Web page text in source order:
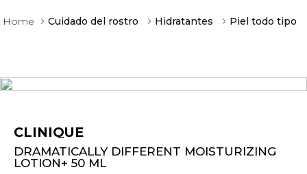
Cuidado del rostro Hidratantes Piel todo tipo
CLINIQUE
DRAMATICALLY DIFFERENT MOISTURIZING
LOTION+ 50 ML